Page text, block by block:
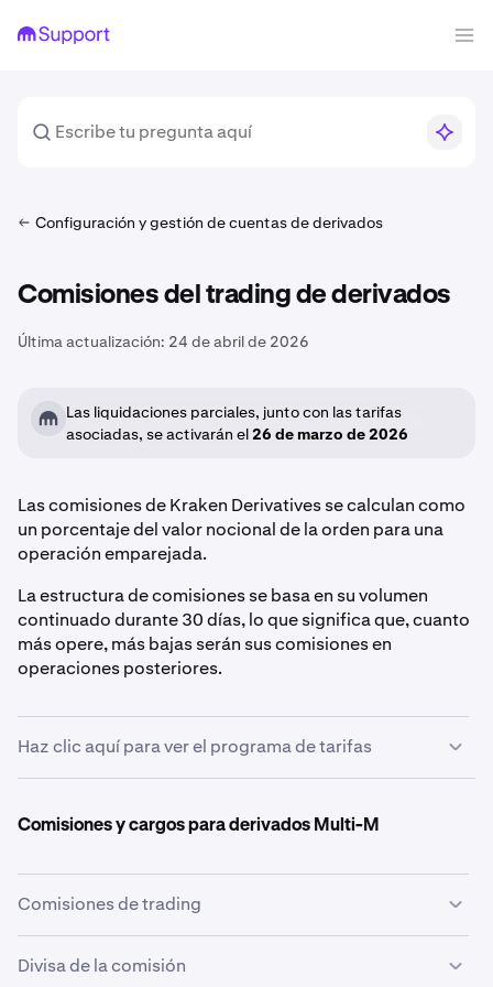
Configuración y gestión de cuentas de derivados
Comisiones del trading de derivados
Última actualización: 24 de abril de 2026
Las liquidaciones parciales, junto con las tarifas
asociadas, se activarán el26 de marzo de 2026
Las comisiones de Kraken Derivatives se calculan como
un porcentaje del valor nocional de la orden para una
operación emparejada.
La estructura de comisiones se basa en su volumen
continuado durante 30 días, lo que significa que, cuanto
más opere, más bajas serán sus comisiones en
operaciones posteriores.
Haz clic aquí para ver el programa de tarifas
0 $+
0,0500%
5.000.000 $+
Comisiones y cargos para derivados Multi-M
Comisiones de trading
El programa de comisiones de trading es el mismo tanto
Divisa de la comisión